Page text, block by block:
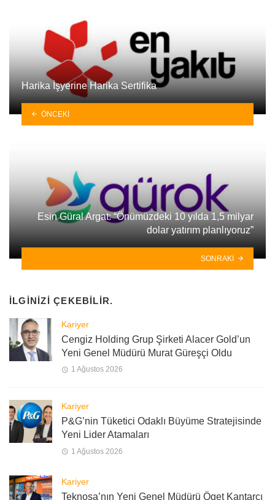
Harika İşyerine Harika Sertifika
ÖNCEKI
Esin Güral Argat: “Önümüzdeki 10 yılda 1,5 milyar
dolar yatırım planlıyoruz”
SONRAKI
İLGINIZI ÇEKEBILIR.
Kariyer
Cengiz Holding Grup Şirketi Alacer Gold’un
Yeni Genel Müdürü Murat Güreşçi Oldu
1 Ağustos 2026
Kariyer
P&G’nin Tüketici Odaklı Büyüme Stratejisinde
Yeni Lider Atamaları
1 Ağustos 2026
Kariyer
Teknosa’nın Yeni Genel Müdürü Öget Kantarcı